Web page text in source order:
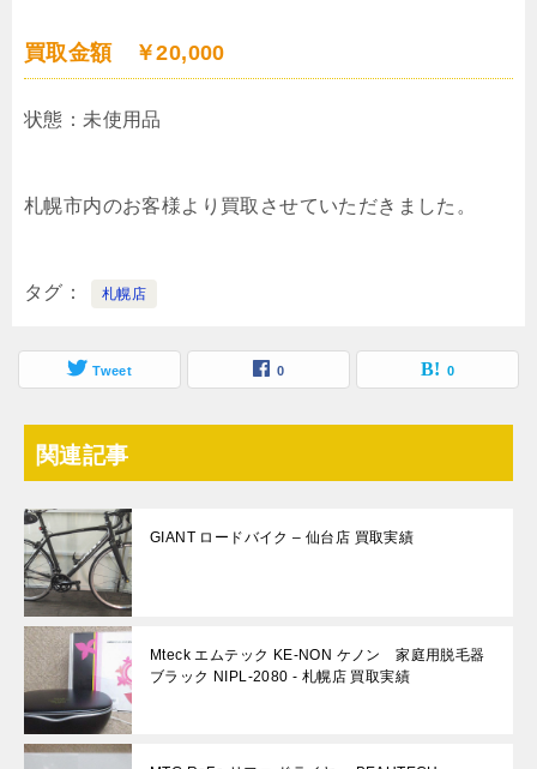
買取金額 ￥20,000
状態：未使用品
札幌市内のお客様より買取させていただきました。
タグ 札幌店
Tweet 0 0
関連記事
GIANT ロードバイク – 仙台店 買取実績
Mteck エムテック KE-NON ケノン 家庭用脱毛器
ブラック NIPL-2080 - 札幌店 買取実績